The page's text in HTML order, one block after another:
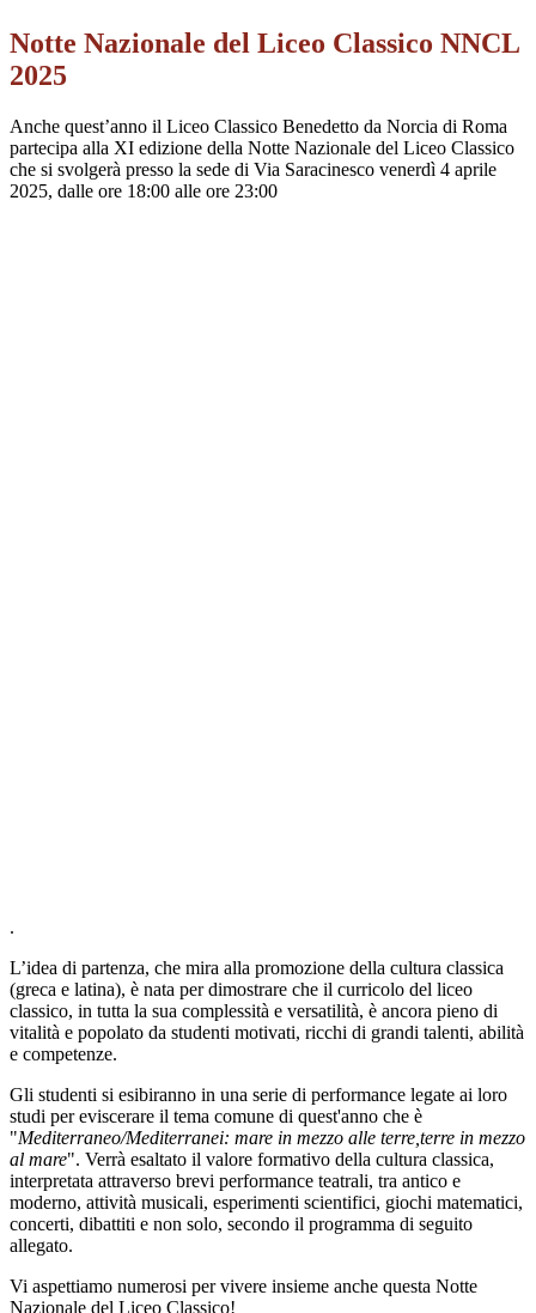
Notte Nazionale del Liceo Classico NNCL
2025
Anche quest’anno il Liceo Classico Benedetto da Norcia di Roma
partecipa alla XI edizione della Notte Nazionale del Liceo Classico
che si svolgerà presso la sede di Via Saracinesco venerdì 4 aprile
2025, dalle ore 18:00 alle ore 23:00
.
L’idea di partenza, che mira alla promozione della cultura classica
(greca e latina), è nata per dimostrare che il curricolo del liceo
classico, in tutta la sua complessità e versatilità, è ancora pieno di
vitalità e popolato da studenti motivati, ricchi di grandi talenti, abilità
e competenze.
Gli studenti si esibiranno in una serie di performance legate ai loro
studi per eviscerare il tema comune di quest'anno che è
"Mediterraneo/Mediterranei: mare in mezzo alle terre,terre in mezzo
al mare". Verrà esaltato il valore formativo della cultura classica,
interpretata attraverso brevi performance teatrali, tra antico e
moderno, attività musicali, esperimenti scientifici, giochi matematici,
concerti, dibattiti e non solo, secondo il programma di seguito
allegato.
Vi aspettiamo numerosi per vivere insieme anche questa Notte
Nazionale del Liceo Classico!